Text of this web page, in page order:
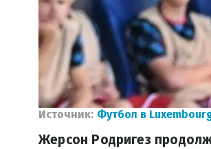
Источник: Футбол в
Жерсон Родригез